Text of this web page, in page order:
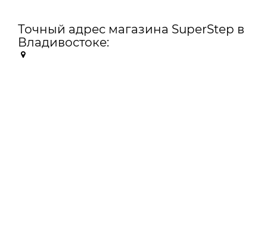
Точный адрес магазина SuperStep в
Владивостоке: